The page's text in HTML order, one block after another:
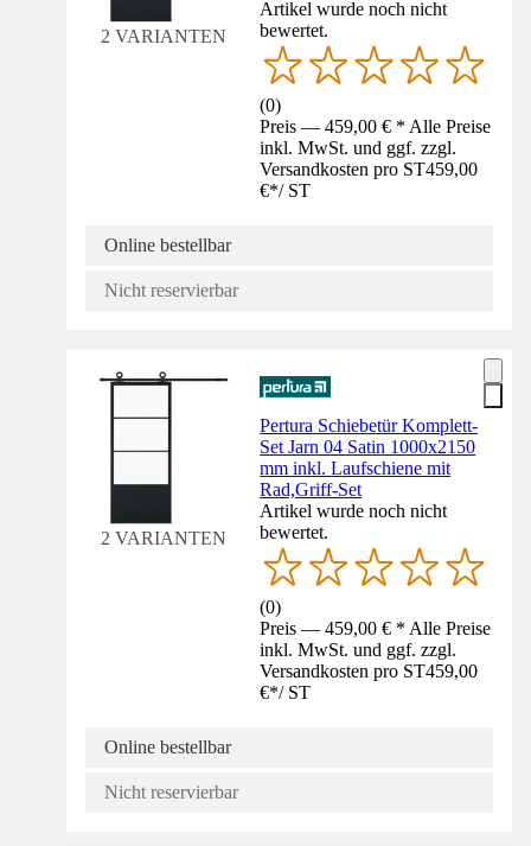
2 VARIANTEN
Artikel wurde noch nicht
bewertet.
(0)
Preis — 459,00 € * Alle Preise
inkl. MwSt. und ggf. zzgl.
Versandkosten pro ST459,00
€*/ ST
Online bestellbar
Nicht reservierbar
2 VARIANTEN
Pertura Schiebetür Komplett-
Set Jarn 04 Satin 1000x2150
mm inkl. Laufschiene mit
Rad,Griff-Set
Artikel wurde noch nicht
bewertet.
(0)
Preis — 459,00 € * Alle Preise
inkl. MwSt. und ggf. zzgl.
Versandkosten pro ST459,00
€*/ ST
Online bestellbar
Nicht reservierbar